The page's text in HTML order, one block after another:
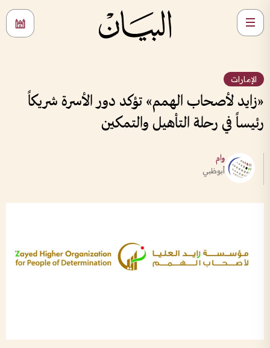
الإمارات
«زايد لأصحاب الهمم» تؤكد دور الأسرة شريكاً
رئيساً في رحلة التأهيل والتمكين
وام
أبوظبي